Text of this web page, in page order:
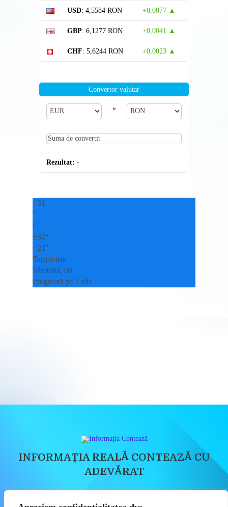
USD: 4,5584 RON +0,0077 ▲
GBP: 6,1277 RON +0,0041 ▲
CHF: 5,6244 RON +0,0023 ▲
Convertor valutar
»
Rezultat: -
+31
°
C
+32°
+21°
Targoviste
Sâmbătă, 08
Prognoză pe 7 zile
INFORMAȚIA REALĂ CONTEAZĂ CU
ADEVĂRAT